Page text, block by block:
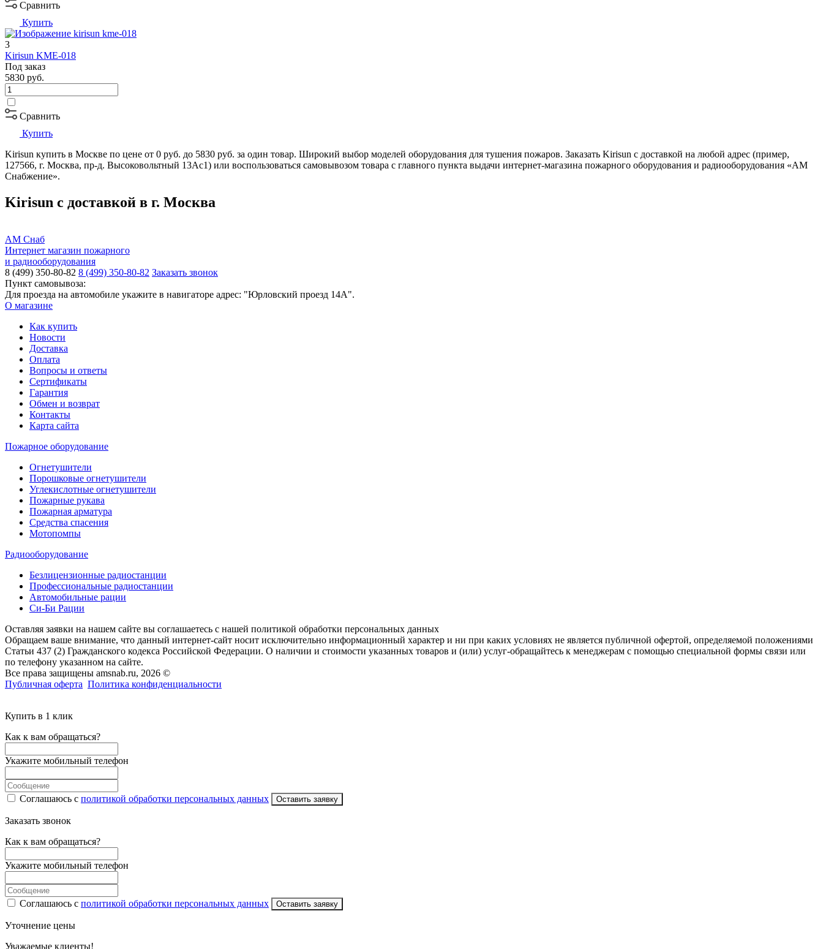
Сравнить
Купить
3
Kirisun KME-018
Под заказ
5830 руб.
Сравнить
Купить
Kirisun купить в Москве по цене от 0 руб. до 5830 руб. за один товар. Широкий выбор моделей оборудования для тушения пожаров. Заказать Kirisun с доставкой на любой адрес (пример,
127566, г. Москва, пр-д. Высоковольтный 13Ас1) или воспользоваться самовывозом товара с главного пункта выдачи интернет-магазина пожарного оборудования и радиооборудования «АМ
Снабжение».
Kirisun с доставкой в г. Москва
АМ Снаб
Интернет магазин пожарного
и радиооборудования
8 (499) 350-80-82 8 (499) 350-80-82 Заказать звонок
Пункт самовывоза:
Для проезда на автомобиле укажите в навигаторе адрес: "Юрловский проезд 14А".
О магазине
Как купить
Новости
Доставка
Оплата
Вопросы и ответы
Сертификаты
Гарантия
Обмен и возврат
Контакты
Карта сайта
Пожарное оборудование
Огнетушители
Порошковые огнетушители
Углекислотные огнетушители
Пожарные рукава
Пожарная арматура
Средства спасения
Мотопомпы
Радиооборудование
Безлицензионные радиостанции
Профессиональные радиостанции
Автомобильные рации
Си-Би Рации
Оставляя заявки на нашем сайте вы соглашаетесь с нашей политикой обработки персональных данных
Обращаем ваше внимание, что данный интернет-сайт носит исключительно информационный характер и ни при каких условиях не является публичной офертой, определяемой положениями
Статьи 437 (2) Гражданского кодекса Российской Федерации. О наличии и стоимости указанных товаров и (или) услуг-обращайтесь к менеджерам с помощью специальной формы связи или
по телефону указанном на сайте.
Все права защищены amsnab.ru, 2026 ©
Публичная оферта Политика конфиденциальности
Купить в 1 клик
Как к вам обращаться?
Укажите мобильный телефон
Соглашаюсь с политикой обработки персональных данных Оставить заявку
Заказать звонок
Как к вам обращаться?
Укажите мобильный телефон
Соглашаюсь с политикой обработки персональных данных Оставить заявку
Уточнение цены
Уважаемые клиенты!